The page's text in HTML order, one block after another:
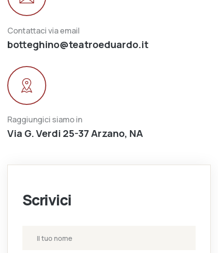
Contattaci via email
botteghino@teatroeduardo.it
Raggiungici siamo in
Via G. Verdi 25-37 Arzano, NA
Scrivici